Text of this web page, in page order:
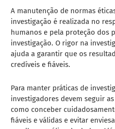
A manutenção de normas
investigação é realizada no
humanos e pela proteção dos
investigação. O rigor na
ajuda a garantir que os
credíveis e fiáveis.
Para manter práticas de
investigadores devem seguir
como conceber
fiáveis e válidas e evitar